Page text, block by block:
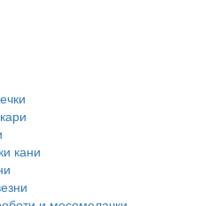
кани